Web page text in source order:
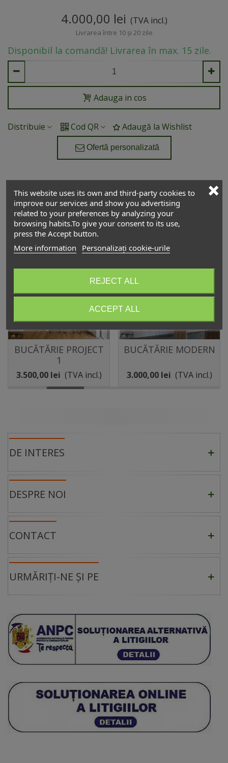
materiale diversificate si de calitate.
4.000,00 lei (TVA incl.)
Livrarea între 10 și 20 zile
Disponibil la comandă! Livrarea în max. 15 zile.
Adauga in cos
Distribuie Cod QR Adaugă la Wishlist
Ofertă personalizată
Descriere
DIN ACEEAȘI CATEGORIE
BUCĂTĂRIE PROJECT
1
3.500,00 lei (TVA incl.)
BUCĂTĂRIE MODERN
3.000,00 lei (TVA incl.)
This website uses its own and third-party cookies to
improve our services and show you advertising
related to your preferences by analyzing your
browsing habits.To give your consent to its use,
press the Accept button.
More information
Personalizați cookie-urile
REJECT ALL
ACCEPT ALL
DE INTERES
DESPRE NOI
CONTACT
URMĂRIȚI-NE ȘI PE